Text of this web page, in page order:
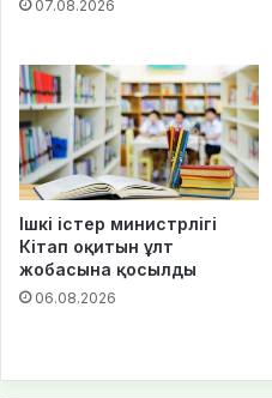
07.08.2026
Ішкі істер министрлігі
Кітап оқитын ұлт
жобасына қосылды
06.08.2026